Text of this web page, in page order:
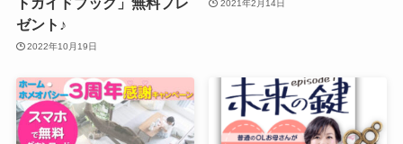
ゼント♪
2022年10月19日
2021年2月14日